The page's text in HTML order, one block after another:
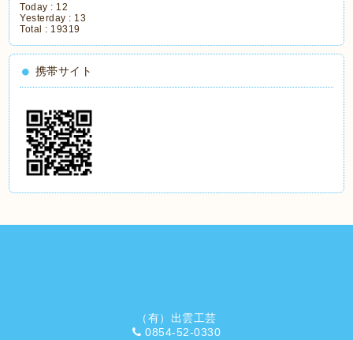
Today : 12
Yesterday : 13
Total : 19319
携帯サイト
（有）出雲工芸
0854-52-0330